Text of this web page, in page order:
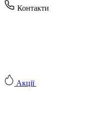
Контакти
Акції